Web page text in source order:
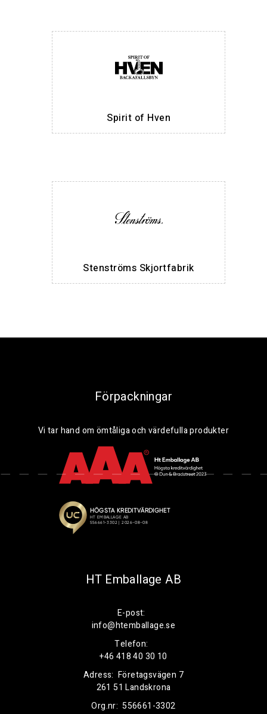
Spirit of Hven
Stenströms Skjortfabrik
Förpackningar
Vi tar hand om ömtåliga och värdefulla produkter
HT Emballage AB
E-post:
info@htemballage.se
Telefon:
+46 418 40 30 10
Adress: Företagsvägen 7
261 51 Landskrona
Org.nr: 556661-3302